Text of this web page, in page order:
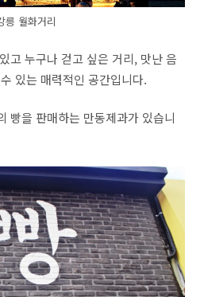
릉 월화거리
고 누구나 걷고 싶은 거리, 맛난 음
있는 매력적인 공간입니다.
빵을 판매하는 만동제과가 있습니